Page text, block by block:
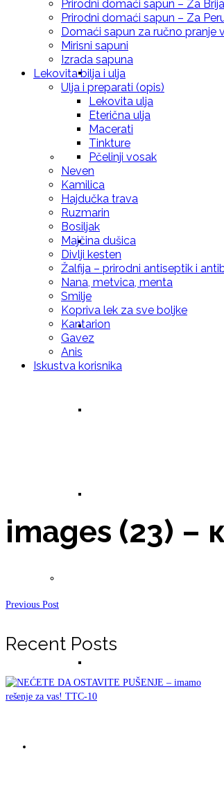
Prirodna krema (mleko za
Melemi
Prirodna krema (mleko za
Prirodna krema za –
Prirodni domaći sapun – Za
Prirodni domaći sapun – Za
Domaći sapun za ručno pranje
Mirisni sapuni
Izrada sapuna
Lekovita bilja i ulja
Ulja i preparati (opis)
Lekovita ulja
Eterična ulja
Macerati
Tinkture
Pčelinji vosak
Neven
Kamilica
Hajdučka trava
Ruzmarin
Bosiljak
Majčina dušica
Divlji kesten
Žalfija – prirodni antiseptik i
Nana, metvica, menta
Smilje
Kopriva lek za sve boljke
Kantarion
Gavez
Anis
Iskustva korisnika
images (23) –
Previous Post
Recent Posts